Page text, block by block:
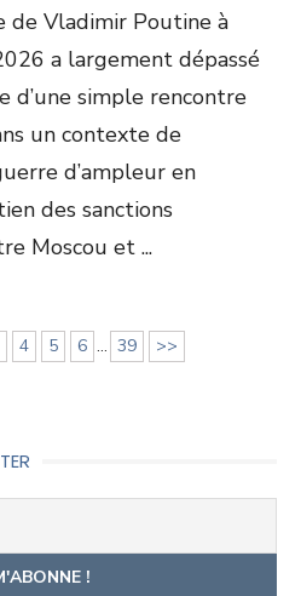
de Vladimir Poutine à
a largement dépassé
d’une simple rencontre
un contexte de
d’ampleur en
des sanctions
Moscou et ...
4 5 6 ... 39 >>